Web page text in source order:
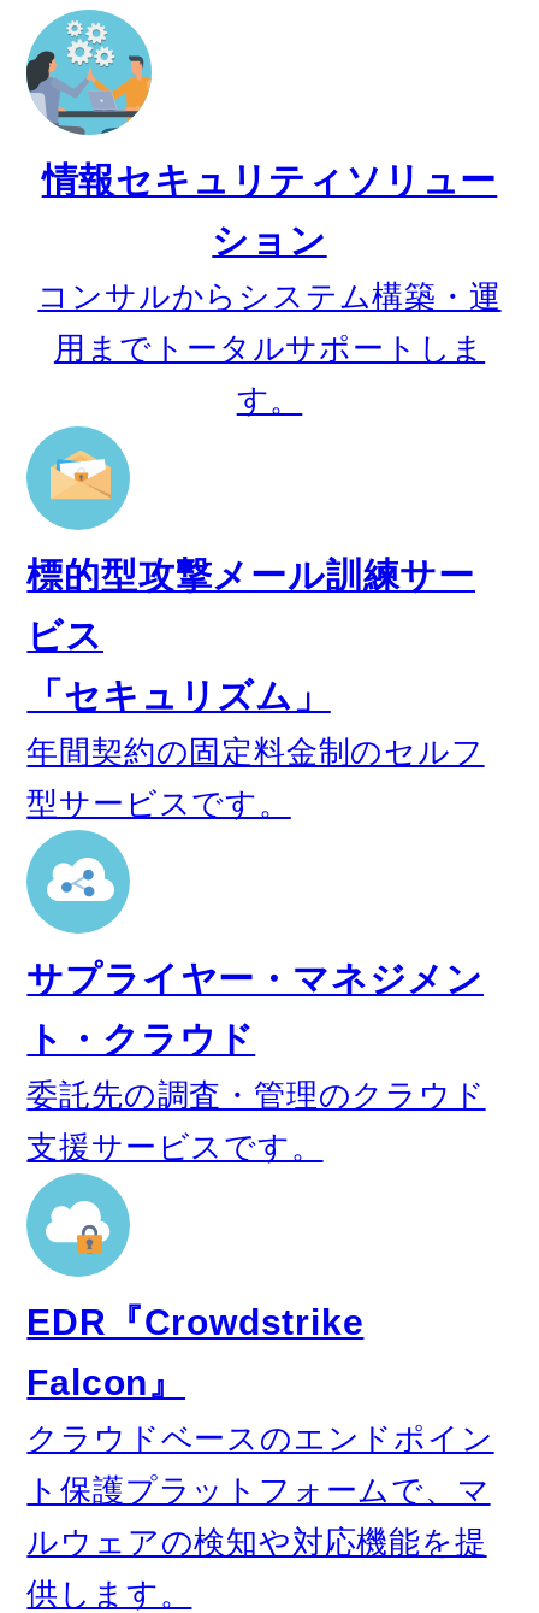
情報セキュリティソリュー
ション
コンサルからシステム構築・運
用までトータルサポートしま
す。
標的型攻撃メール訓練サー
ビス
「セキュリズム」
年間契約の固定料金制のセルフ
型サービスです。
サプライヤー・マネジメン
ト・クラウド
委託先の調査・管理のクラウド
支援サービスです。
EDR『Crowdstrike
Falcon』
クラウドベースのエンドポイン
ト保護プラットフォームで、マ
ルウェアの検知や対応機能を提
供します。